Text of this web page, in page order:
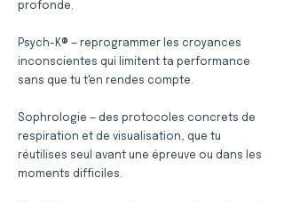
profonde.
Psych-K® — reprogrammer les croyances
inconscientes qui limitent ta performance
sans que tu t'en rendes compte.
Sophrologie — des protocoles concrets de
respiration et de visualisation, que tu
réutilises seul avant une épreuve ou dans les
moments difficiles.